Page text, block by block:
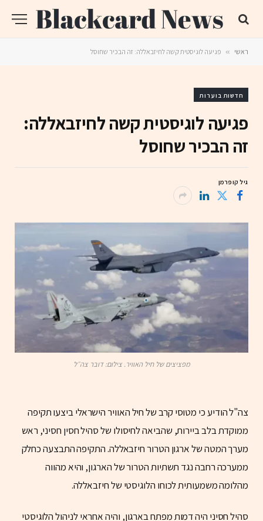
ראשי » פגיעה לוגיסטית קשה לחיזבאללה: זה הבכיר שחוסל
חדשות בוערות
פגיעה לוגיסטית קשה לחיזבאללה:
זה הבכיר שחוסל
גיל קופרמן
מפציצים של חיל האוויר. צילום: דובר צה״ל
צה"ל הודיע כי מטוסי קרב של חיל האוויר הישראלי ביצעו תקיפה
ממוקדת בלב ביירות, שהביאה לחיסולו של סהיל חסין חסיני, ראש
מערך המטה של ארגון הטרור חיזבאללה. התקיפה התבצעה כחלק
ממערכה רחבה נגד תשתיות הטרור של הארגון, והיא מהווה
מהלומה משמעותית לכוחו הלוגיסטי של חיזבאללה.
סהיל חסיני היה דמות מפתח בארגון, והיה אחראי לניהול הלוגיסטי